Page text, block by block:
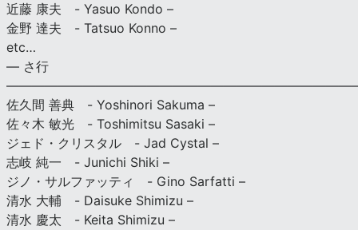
近藤 康夫 - Yasuo Kondo –
金野 達夫 - Tatsuo Konno –
etc…
— さ行
佐久間 善典 - Yoshinori Sakuma –
佐々木 敏光 - Toshimitsu Sasaki –
ジェド・クリスタル - Jad Cystal –
志岐 純一 - Junichi Shiki –
ジノ・サルファッティ - Gino Sarfatti –
清水 大輔 - Daisuke Shimizu –
清水 慶太 - Keita Shimizu –